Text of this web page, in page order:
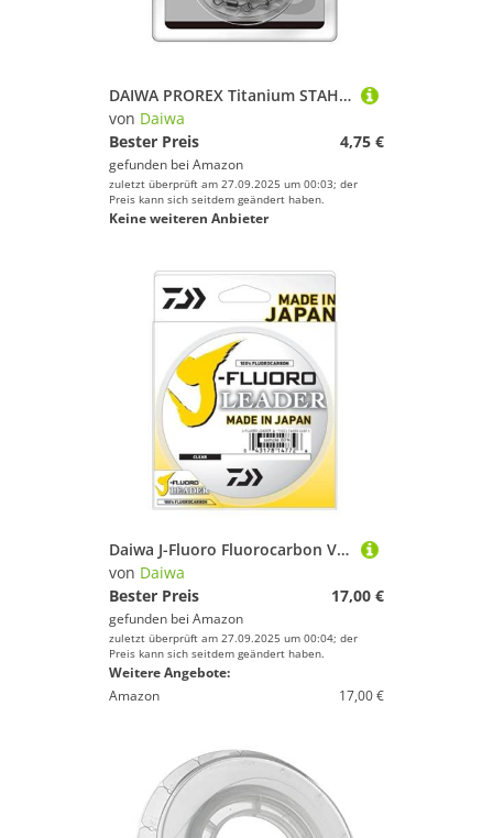
DAIWA PROREX Titanium STAHLVORFACH 0 3m 25kg / 55 12lbs Mit Wirbel und Karabiner 17925-825
von Daiwa
Bester Preis
4,75 €
gefunden bei Amazon
zuletzt überprüft am 27.09.2025 um 00:03; der
Preis kann sich seitdem geändert haben.
Keine weiteren Anbieter
Daiwa J-Fluoro Fluorocarbon Vorfach transparent mit Parrallelspulenband 5,4 kg 91,4 m, Mehrfarbig, Einheitsgröße
von Daiwa
Bester Preis
17,00 €
gefunden bei Amazon
zuletzt überprüft am 27.09.2025 um 00:04; der
Preis kann sich seitdem geändert haben.
Weitere Angebote:
Amazon
17,00 €